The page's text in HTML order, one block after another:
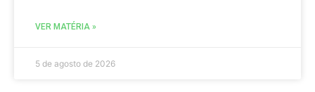
VER MATÉRIA »
5 de agosto de 2026